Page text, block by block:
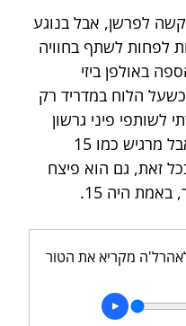
לפרשן, אבל בנוגע
לפחות לשתף בחוויה
באולפן ביזי
הלוח במדריד רק
לשותפי פיני גרשון
זאת, גם הוא פיצח
היה 15.
לאהרל'ה מקריא את הטור